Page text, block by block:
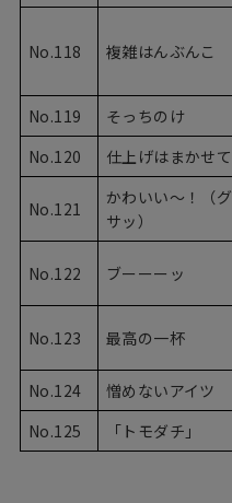
No.118 複雑はんぶんこ
No.119
そっちのけ
No.120
仕上げはまかせて
No.121
かわいい〜！（グ
サッ）
No.122 ブーーーッ
No.123 最高の一杯
No.124
憎めないアイツ
No.125
「トモダチ」